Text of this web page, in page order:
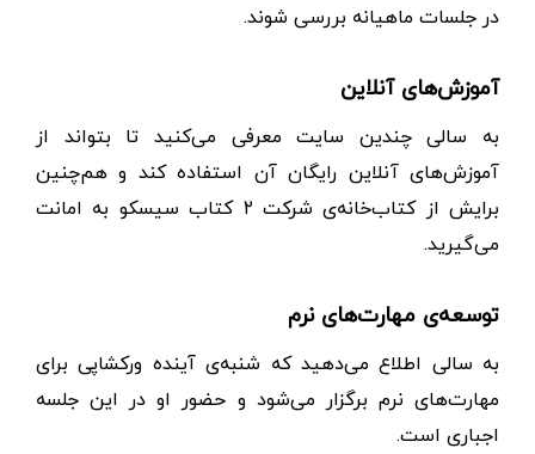
در جلسات ماهیانه بررسی شوند.
آموزش‌های آنلاین
به سالی چندین سایت معرفی می‌کنید تا بتواند از
آموزش‌های آنلاین رایگان آن استفاده کند و هم‌چنین
برایش از کتاب‌خانه‌ی شرکت ۲ کتاب سیسکو به امانت
می‌گیرید.
توسعه‌ی مهارت‌های نرم
به سالی اطلاع می‌دهید که شنبه‌ی آینده ورکشاپی برای
مهارت‌های نرم برگزار می‌شود و حضور او در این جلسه
اجباری است.